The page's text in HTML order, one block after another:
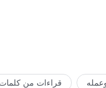
قراءات من كلمات